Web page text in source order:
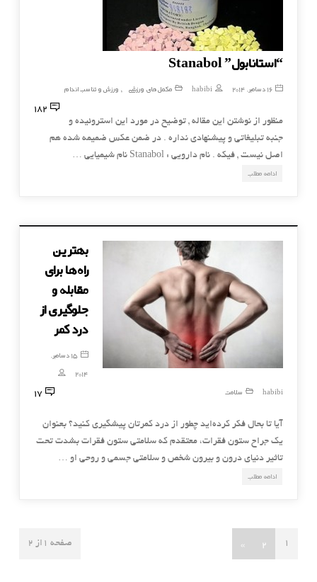
“استانابول” Stanabol
16 دسامبر, 2014 habibi مکمل های ورزشی , ورزش و تناسب اندام
182
منظور از نوشتن این مقاله , توضیح در مورد این استروئیده و
جنبه تبلیغاتی و پیشنهادی نداره . در ضمن عکس ضمیمه شده هم
اصل نیست , فیکه . نام دارويی : Stanabol نام شيميايی …
ادامه مطلب
بهترین
راه‌ها برای
مقابله و
جلوگیری از
درد کمر
15 دسامبر,
2014
habibi
سلامت 17
آیا تا بحال فکر کرده‌اید چطور از درد کمرتان پیشگیری کنید؟ بعنوان
یک جراح ستون فقرات، معتقدم که سلامتی ستون فقرات بشدت تحت
تاثیر دنیای درون و بیرون شخص و سلامتی جسمی و روحی او …
ادامه مطلب
صفحه 1از 2 1
2
»